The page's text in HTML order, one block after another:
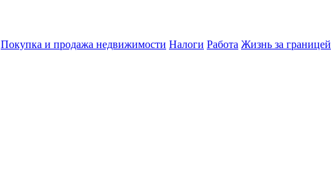
Покупка и продажа недвижимости Налоги Работа Жизнь за границей